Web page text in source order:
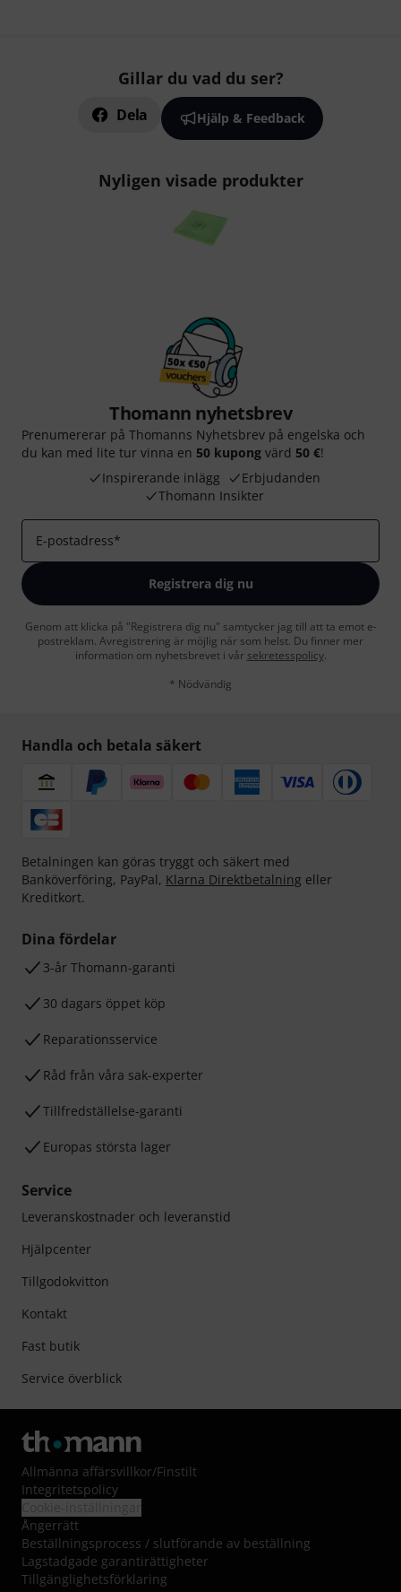
Gillar du vad du ser?
Dela Hjälp & Feedback
Nyligen visade produkter
Thomann nyhetsbrev
Prenumererar på Thomanns Nyhetsbrev på engelska och
du kan med lite tur vinna en 50 kupong värd 50 €!
Inspirerande inlägg
Erbjudanden
Thomann Insikter
E-postadress*
Registrera dig nu
Genom att klicka på "Registrera dig nu" samtycker jag till att ta emot e-
postreklam. Avregistrering är möjlig när som helst. Du finner mer
information om nyhetsbrevet i vår sekretesspolicy.
* Nödvändig
Handla och betala säkert
Betalningen kan göras tryggt och säkert med
Banköverföring, PayPal, Klarna Direktbetalning eller
Kreditkort.
Dina fördelar
3-år Thomann-garanti
30 dagars öppet köp
Reparationsservice
Råd från våra sak-experter
Tillfredställelse-garanti
Europas största lager
Service
Leveranskostnader och leveranstid
Hjälpcenter
Tillgodokvitton
Kontakt
Fast butik
Service överblick
Allmänna affärsvillkor/Finstilt
Integritetspolicy
Ångerrätt
Beställningsprocess / slutförande av beställning
Lagstadgade garantirättigheter
Tillgänglighetsförklaring